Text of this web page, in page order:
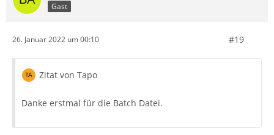
Gast
26. Januar 2022 um 00:10 #19
Zitat von Tapo
Danke erstmal für die Batch Datei.